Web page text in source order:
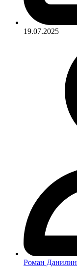
19.07.2025
Роман Данилин